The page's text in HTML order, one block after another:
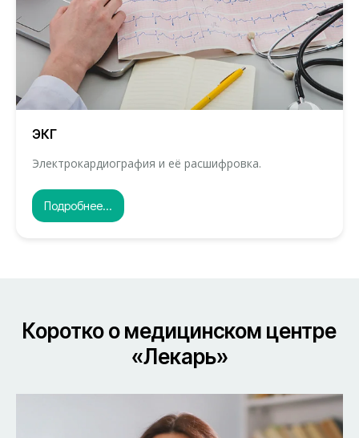
ЭКГ
Электрокардиография и её расшифровка.
Подробнее...
Коротко о медицинском центре
«Лекарь»